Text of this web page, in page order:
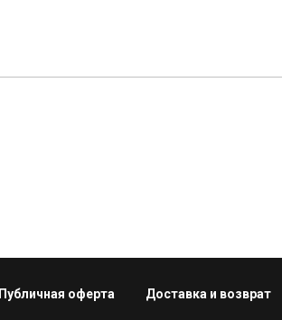
Публичная оферта Доставка и возврат